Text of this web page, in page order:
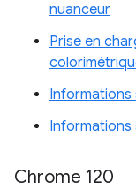
nuanceur
Prise en
Informations
Informations
Chrome 120